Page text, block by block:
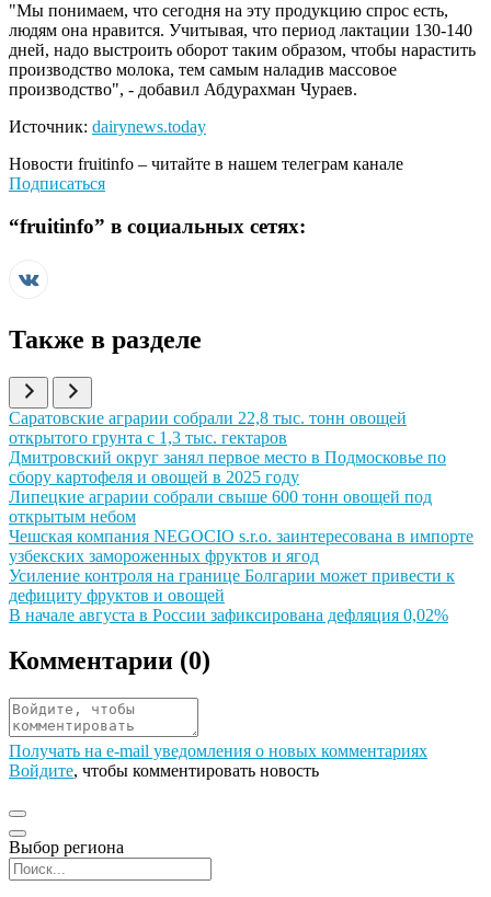
"Мы понимаем, что сегодня на эту продукцию спрос есть,
людям она нравится. Учитывая, что период лактации 130-140
дней, надо выстроить оборот таким образом, чтобы нарастить
производство молока, тем самым наладив массовое
производство", - добавил Абдурахман Чураев.
Источник: dairynews.today
Новости fruitinfo – читайте в нашем телеграм канале
Подписаться
“fruitinfo” в социальных сетях:
Также в разделе
Иллюстрация новости
Саратовские аграрии собрали 22,8 тыс. тонн овощей
открытого грунта с 1,3 тыс. гектаров
Иллюстрация новости
Дмитровский округ занял первое место в Подмосковье по
сбору картофеля и овощей в 2025 году
Иллюстрация новости
Липецкие аграрии собрали свыше 600 тонн овощей под
открытым небом
Иллюстрация новости
Чешская компания NEGOCIO s.r.o. заинтересована в импорте
узбекских замороженных фруктов и ягод
Иллюстрация новости
Усиление контроля на границе Болгарии может привести к
дефициту фруктов и овощей
Иллюстрация новости
В начале августа в России зафиксирована дефляция 0,02%
Комментарии (0)
Получать на e‑mail уведомления о новых комментариях
Войдите, чтобы комментировать новость
Выбор региона